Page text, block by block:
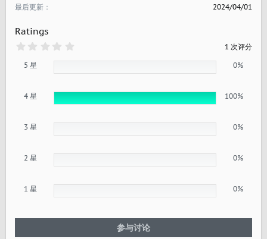
最后更新
2024/04/01
Ratings
0
0
1 次评分
5 星 0%
4 星 100%
3 星 0%
2 星 0%
1 星 0%
参与讨论